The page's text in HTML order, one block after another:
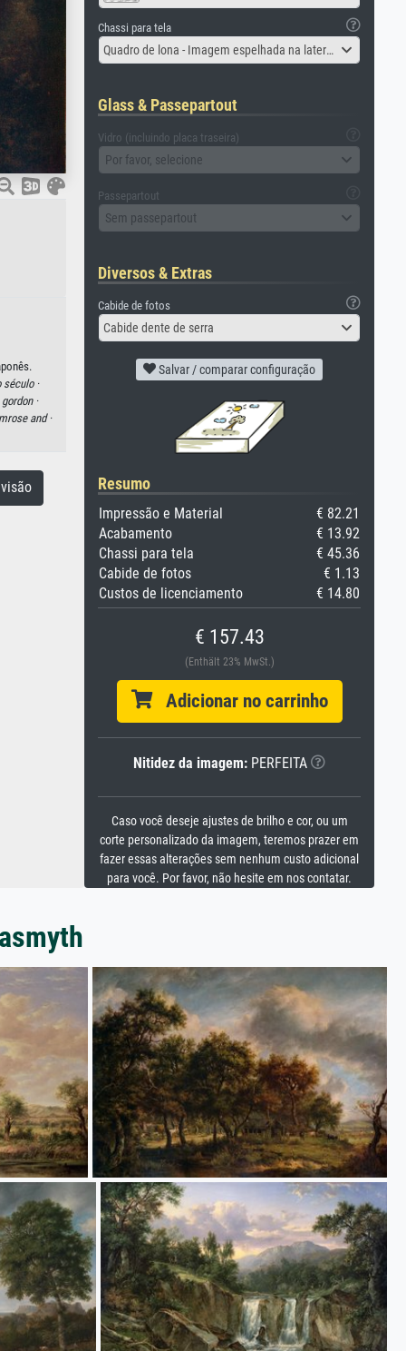
século ·
·
and ·
Chassi para tela
Quadro de lona - Imagem espelhada na lateral
Glass & Passepartout
Vidro (incluindo placa traseira)
Por favor, selecione
Passepartout
Sem passepartout
Diversos & Extras
Cabide de fotos
Cabide dente de serra
Salvar / comparar configuração
Resumo
Impressão e Material
€ 82.21
Acabamento
€ 13.92
Chassi para tela
€ 45.36
Cabide de fotos
€ 1.13
Custos de licenciamento
€ 14.80
€ 157.43
(Enthält 23% MwSt.)
Adicionar no carrinho
Nitidez da imagem: PERFEITA
Caso você deseje ajustes de brilho e cor, ou um
corte personalizado da imagem, teremos prazer em
fazer essas alterações sem nenhum custo adicional
para você. Por favor, não hesite em nos contatar.